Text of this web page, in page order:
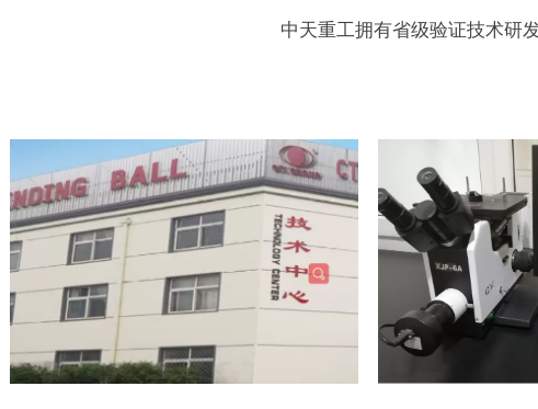
中天重工拥有省级验证技术研